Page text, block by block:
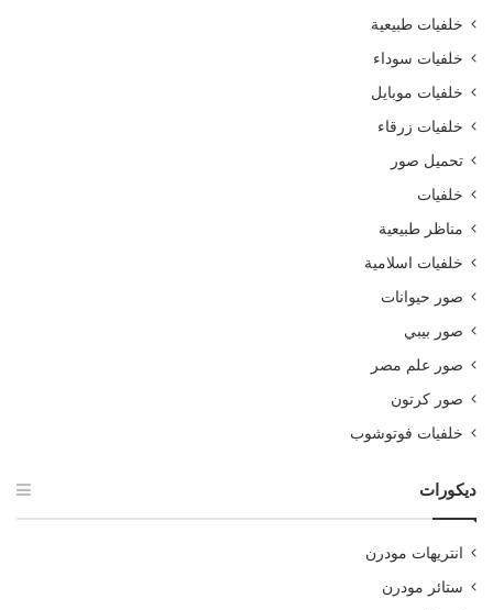
خلفيات طبيعية
خلفيات سوداء
خلفيات موبايل
خلفيات زرقاء
تحميل صور
خلفيات
مناظر طبيعية
خلفيات اسلامية
صور حيوانات
صور بيبي
صور علم مصر
صور كرتون
خلفيات فوتوشوب
ديكورات
انتريهات مودرن
ستائر مودرن